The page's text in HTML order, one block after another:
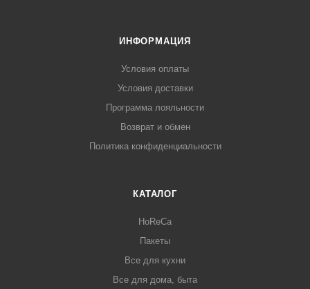
ИНФОРМАЦИЯ
Условия оплаты
Условия доставки
Программа лояльности
Возврат и обмен
Политика конфиденциальности
КАТАЛОГ
HoReCa
Пакеты
Все для кухни
Все для дома, быта